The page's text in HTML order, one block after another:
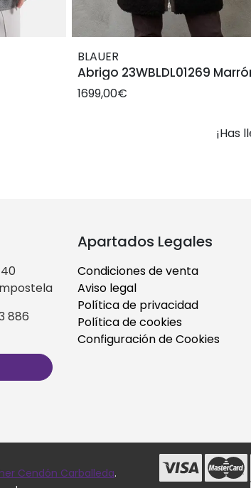
BLAUER
Abrigo 23WBLDL01269
1699,00€
¡Has
886
Apartados Legales
Condiciones de venta
Aviso legal
Política de privacidad
Política de cookies
Configuración de Cookies
Cendón Carballeda.